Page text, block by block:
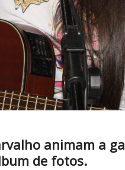
animam a
de fotos.